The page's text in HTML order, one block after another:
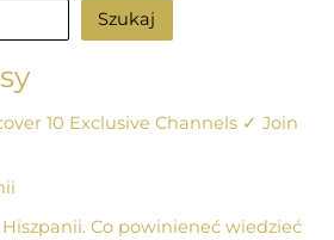
Szukaj
10 Exclusive Channels ✓ Join
Co powinieneć wiedzieć